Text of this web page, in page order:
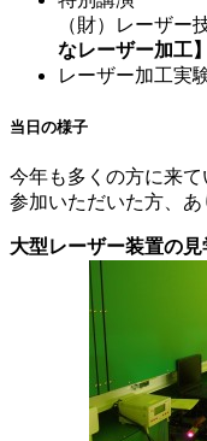
（財）レーザー
なレーザー加工】
レーザー加工実
当日の様子
今年も多くの方に来
参加いただいた方、あ
大型レーザー装置の